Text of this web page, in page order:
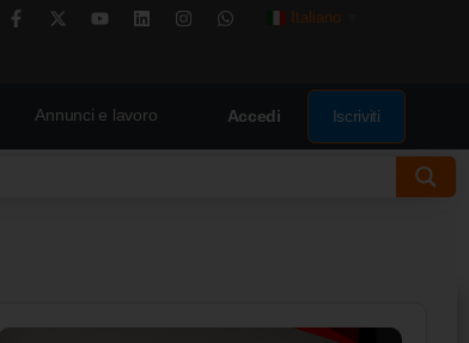
Italiano
Annunci e lavoro Accedi Iscriviti